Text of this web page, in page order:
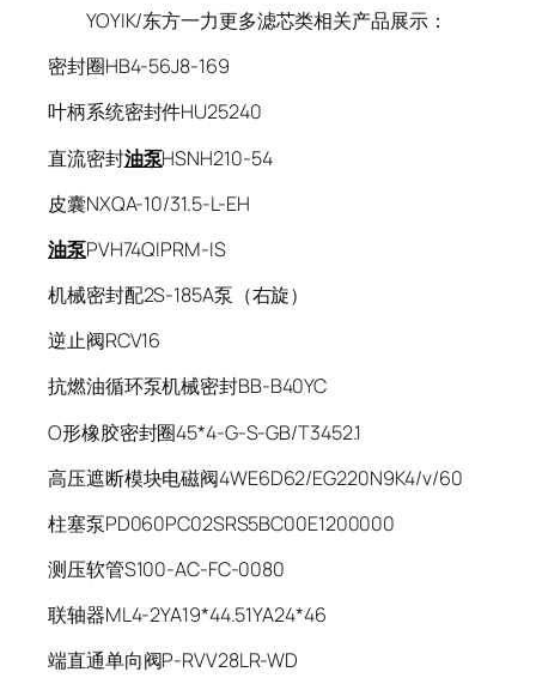
YOYIK/东方一力更多滤芯类相关产品展示：
密封圈HB4-56J8-169
叶柄系统密封件HU25240
直流密封油泵HSNH210-54
皮囊NXQA-10/31.5-L-EH
油泵PVH74QIPRM-IS
机械密封配2S-185A泵（右旋）
逆止阀RCV16
抗燃油循环泵机械密封BB-B40YC
O形橡胶密封圈45*4-G-S-GB/T3452.1
高压遮断模块电磁阀4WE6D62/EG220N9K4/v/60
柱塞泵PD060PC02SRS5BC00E1200000
测压软管S100-AC-FC-0080
联轴器ML4-2YA19*44.51YA24*46
端直通单向阀P-RVV28LR-WD